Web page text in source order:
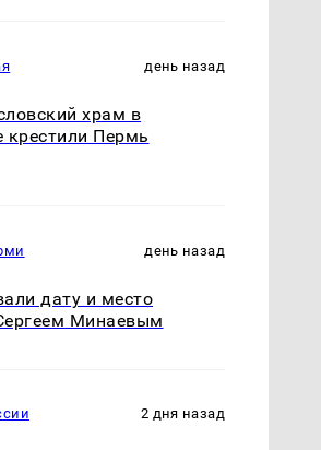
день назад
храм в
крестили Пермь
день назад
дату и место
Минаевым
2 дня назад